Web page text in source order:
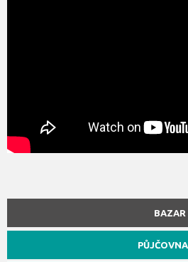
BAZAR
PŮJČOVNA